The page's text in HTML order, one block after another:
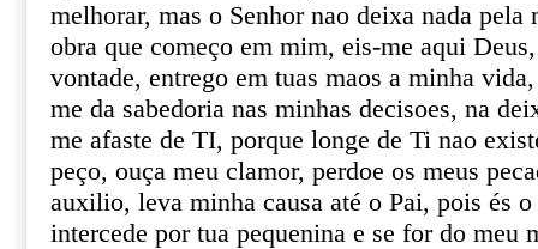
melhorar, mas o Senhor nao deixa nada pela
obra que começo em mim, eis-me aqui
vontade, entrego em tuas maos a minha
me da sabedoria nas minhas decisoes, na
me afaste de TI, porque longe de Ti nao
peço, ouça meu clamor, perdoe os meus
auxilio, leva minha causa até o Pai, pois és
intercede por tua pequenina e se for do meu